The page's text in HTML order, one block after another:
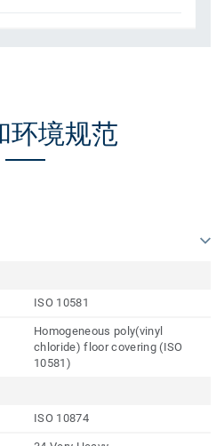
环境规范
ISO 10581
Homogeneous poly(vinyl
chloride) floor covering (ISO
10581)
ISO 10874